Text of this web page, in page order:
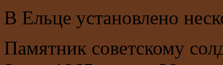
В Ельце установлено
Памятник советскому